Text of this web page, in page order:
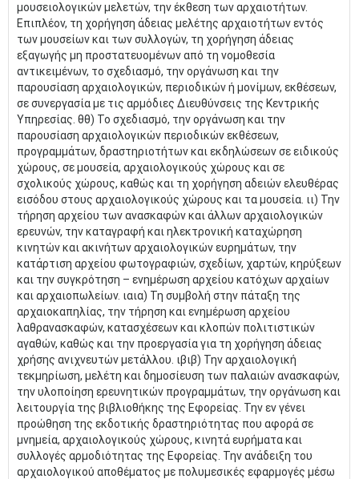
μουσειολογικών μελετών, την έκθεση των αρχαιοτήτων.
Επιπλέον, τη χορήγηση άδειας μελέτης αρχαιοτήτων εντός
των μουσείων και των συλλογών, τη χορήγηση άδειας
εξαγωγής μη προστατευομένων από τη νομοθεσία
αντικειμένων, το σχεδιασμό, την οργάνωση και την
παρουσίαση αρχαιολογικών, περιοδικών ή μονίμων, εκθέσεων,
σε συνεργασία με τις αρμόδιες Διευθύνσεις της Κεντρικής
Υπηρεσίας. θθ) Το σχεδιασμό, την οργάνωση και την
παρουσίαση αρχαιολογικών περιοδικών εκθέσεων,
προγραμμάτων, δραστηριοτήτων και εκδηλώσεων σε ειδικούς
χώρους, σε μουσεία, αρχαιολογικούς χώρους και σε
σχολικούς χώρους, καθώς και τη χορήγηση αδειών ελευθέρας
εισόδου στους αρχαιολογικούς χώρους και τα μουσεία. ιι) Την
τήρηση αρχείου των ανασκαφών και άλλων αρχαιολογικών
ερευνών, την καταγραφή και ηλεκτρονική καταχώρηση
κινητών και ακινήτων αρχαιολογικών ευρημάτων, την
κατάρτιση αρχείου φωτογραφιών, σχεδίων, χαρτών, κηρύξεων
και την συγκρότηση – ενημέρωση αρχείου κατόχων αρχαίων
και αρχαιοπωλείων. ιαια) Τη συμβολή στην πάταξη της
αρχαιοκαπηλίας, την τήρηση και ενημέρωση αρχείου
λαθρανασκαφών, κατασχέσεων και κλοπών πολιτιστικών
αγαθών, καθώς και την προεργασία για τη χορήγηση άδειας
χρήσης ανιχνευτών μετάλλου. ιβιβ) Την αρχαιολογική
τεκμηρίωση, μελέτη και δημοσίευση των παλαιών ανασκαφών,
την υλοποίηση ερευνητικών προγραμμάτων, την οργάνωση και
λειτουργία της βιβλιοθήκης της Εφορείας. Την εν γένει
προώθηση της εκδοτικής δραστηριότητας που αφορά σε
μνημεία, αρχαιολογικούς χώρους, κινητά ευρήματα και
συλλογές αρμοδιότητας της Εφορείας. Την ανάδειξη του
αρχαιολογικού αποθέματος με πολυμεσικές εφαρμογές μέσω